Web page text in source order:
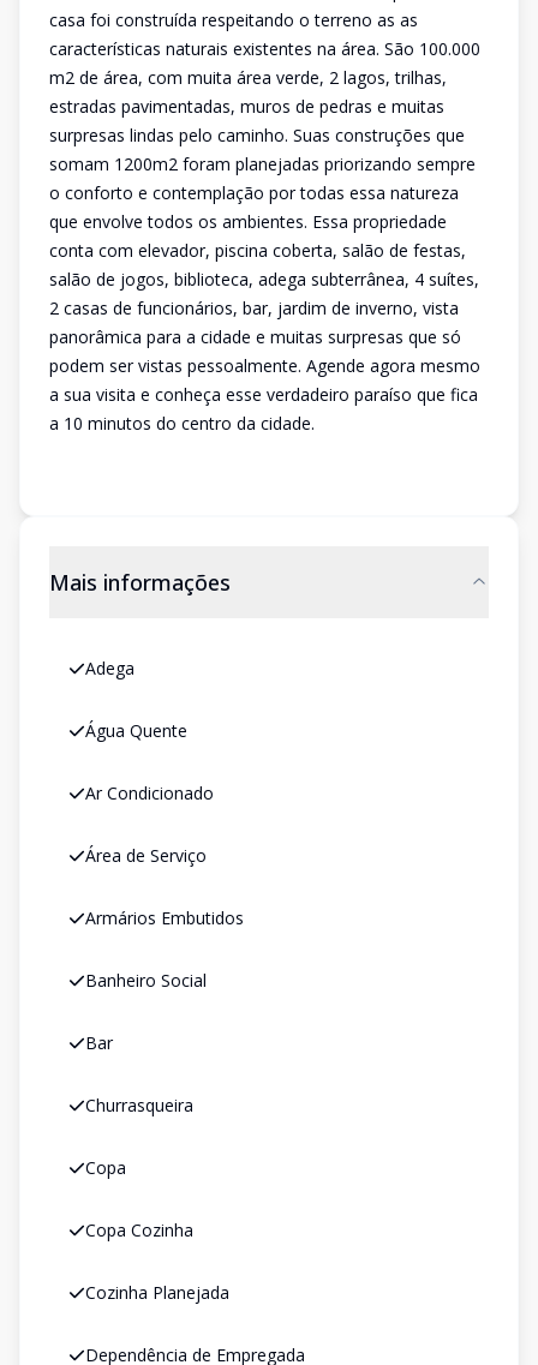
casa foi construída respeitando o terreno as as
características naturais existentes na área. São 100.000
m2 de área, com muita área verde, 2 lagos, trilhas,
estradas pavimentadas, muros de pedras e muitas
surpresas lindas pelo caminho. Suas construções que
somam 1200m2 foram planejadas priorizando sempre
o conforto e contemplação por todas essa natureza
que envolve todos os ambientes. Essa propriedade
conta com elevador, piscina coberta, salão de festas,
salão de jogos, biblioteca, adega subterrânea, 4 suítes,
2 casas de funcionários, bar, jardim de inverno, vista
panorâmica para a cidade e muitas surpresas que só
podem ser vistas pessoalmente. Agende agora mesmo
a sua visita e conheça esse verdadeiro paraíso que fica
a 10 minutos do centro da cidade.
Mais informações
Adega
Água Quente
Ar Condicionado
Área de Serviço
Armários Embutidos
Banheiro Social
Bar
Churrasqueira
Copa
Copa Cozinha
Cozinha Planejada
Dependência de Empregada